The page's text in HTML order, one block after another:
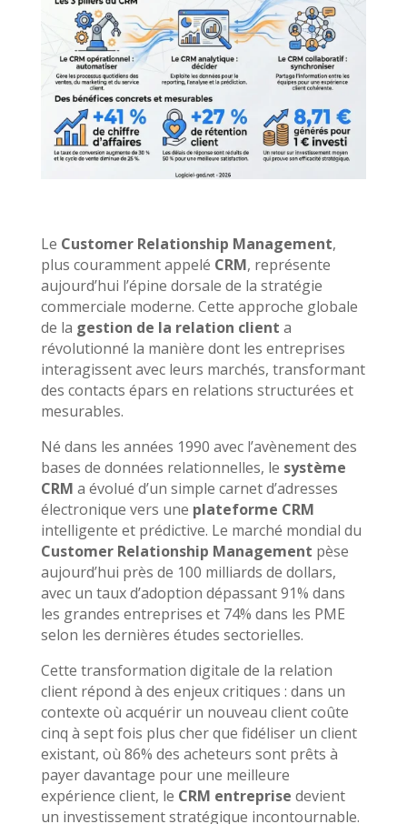
Le Customer Relationship Management,
plus couramment appelé CRM, représente
aujourd’hui l’épine dorsale de la stratégie
commerciale moderne. Cette approche globale
de la gestion de la relation client a
révolutionné la manière dont les entreprises
interagissent avec leurs marchés, transformant
des contacts épars en relations structurées et
mesurables.
Né dans les années 1990 avec l’avènement des
bases de données relationnelles, le système
CRM a évolué d’un simple carnet d’adresses
électronique vers une plateforme CRM
intelligente et prédictive. Le marché mondial du
Customer Relationship Management pèse
aujourd’hui près de 100 milliards de dollars,
avec un taux d’adoption dépassant 91% dans
les grandes entreprises et 74% dans les PME
selon les dernières études sectorielles.
Cette transformation digitale de la relation
client répond à des enjeux critiques : dans un
contexte où acquérir un nouveau client coûte
cinq à sept fois plus cher que fidéliser un client
existant, où 86% des acheteurs sont prêts à
payer davantage pour une meilleure
expérience client, le CRM entreprise devient
un investissement stratégique incontournable.